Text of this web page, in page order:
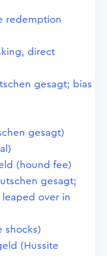
redemption
direct
gesagt; bias
gesagt)
(hound fee)
gesagt;
over in
shocks)
(Hussite